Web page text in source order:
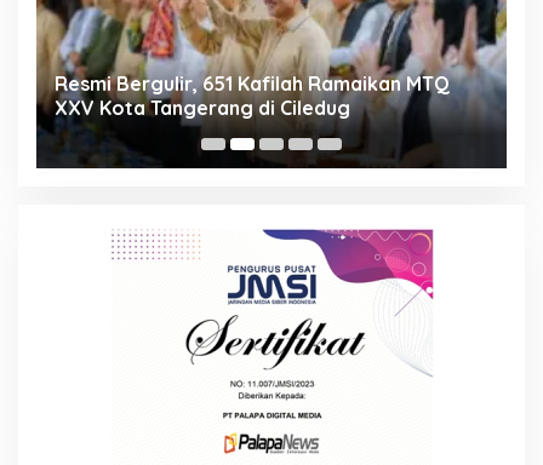
Resmi Bergulir, 651 Kafilah Ramaikan MTQ
XXV Kota Tangerang di Ciledug